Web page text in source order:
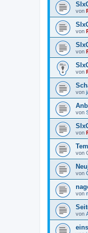
von
von
von
von
von
von
von
von
von
von
von